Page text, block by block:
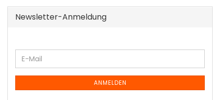
Newsletter-Anmeldung
WEITER
ZUR
NEWSLETTER-
E-
Mail
ANMELDEN